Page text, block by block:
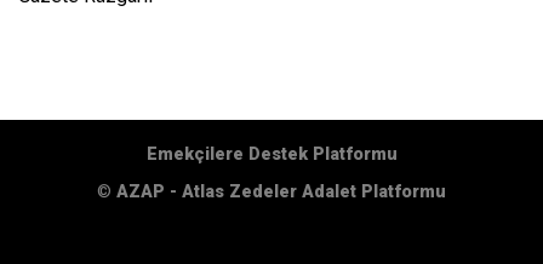
Emekçilere Destek Platformu
© AZAP - Atlas Zedeler Adalet Platformu